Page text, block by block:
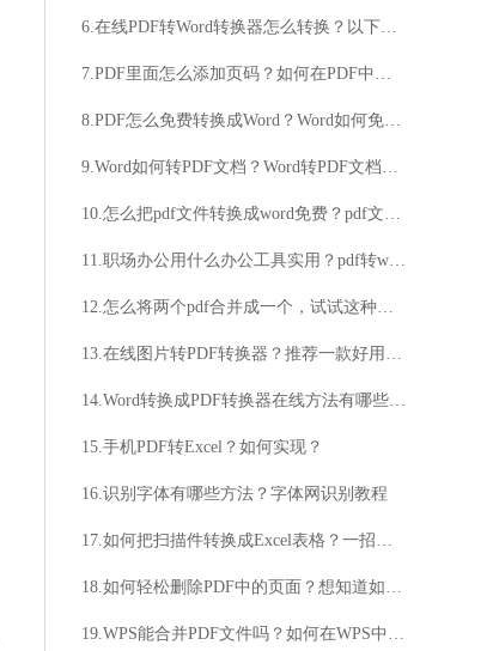
6.在线PDF转Word转换器怎么转换？以下方法简单且快捷
7.PDF里面怎么添加页码？如何在PDF中添加页码？
8.PDF怎么免费转换成Word？Word如何免费转换成PDF？
9.Word如何转PDF文档？Word转PDF文档在线方法分享
10.怎么把pdf文件转换成word免费？pdf文件转换为word文件的教程
11.职场办公用什么办公工具实用？pdf转word免费的方法介绍
12.怎么将两个pdf合并成一个，试试这种方法吧
13.在线图片转PDF转换器？推荐一款好用的软件
14.Word转换成PDF转换器在线方法有哪些？手机上Word转PDF方法推荐
15.手机PDF转Excel？如何实现？
16.识别字体有哪些方法？字体网识别教程
17.如何把扫描件转换成Excel表格？一招搞定
18.如何轻松删除PDF中的页面？想知道如何快速删除PDF中的多余页面吗？
19.WPS能合并PDF文件吗？如何在WPS中合并PDF文件？